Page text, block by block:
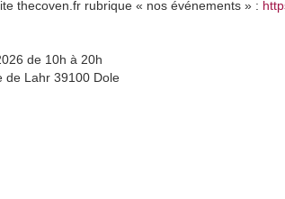
thecoven.fr rubrique « nos événements » :
de 10h à 20h
de Lahr 39100 Dole